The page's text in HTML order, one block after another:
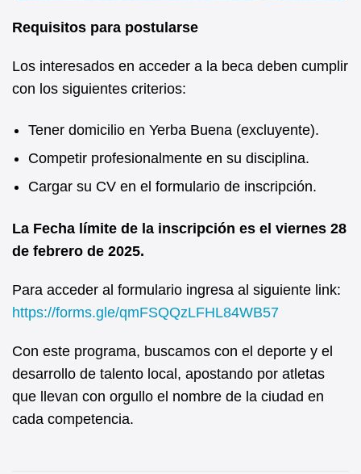
Requisitos para postularse
Los interesados en acceder a la beca deben cumplir
con los siguientes criterios:
Tener domicilio en Yerba Buena (excluyente).
Competir profesionalmente en su disciplina.
Cargar su CV en el formulario de inscripción.
La Fecha límite de la inscripción es el viernes 28
de febrero de 2025.
Para acceder al formulario ingresa al siguiente link:
https://forms.gle/qmFSQQzLFHL84WB57
Con este programa, buscamos con el deporte y el
desarrollo de talento local, apostando por atletas
que llevan con orgullo el nombre de la ciudad en
cada competencia.